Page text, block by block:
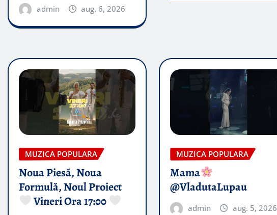
admin aug. 6, 2026
MUZICA POPULARA
Noua Piesă, Noua
Formulă, Noul Proiect
Vineri Ora 17:00
MUZICA POPULARA
Mama
@VladutaLupau
admin aug. 5, 2026